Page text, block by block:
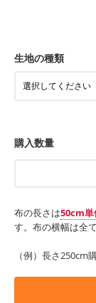
・カーテン、
・パンツ、タッ
もっと詳しく見る
・工作用エプロン
もっと詳しく見る
生地の種類
購入数量
布の長さは50cm単
す。布の横幅は全
（例）長さ250cm